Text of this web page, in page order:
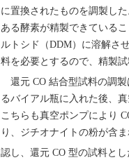
に置換されたものを調製し
ある酵素が精製できている
ルトシド（DDM）に溶解さ
料を必要とするので、精製
還元 CO 結合型試料の調製
るバイアル瓶に入れた後、
こちらも真空ポンプにより
り、ジチオナイトの粉が含
認し、還元 CO 型の試料と